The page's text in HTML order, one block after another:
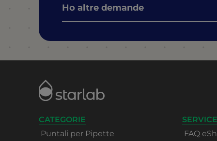
Ho altre demande
CATEGORIE
Puntali per Pipette
FAQ